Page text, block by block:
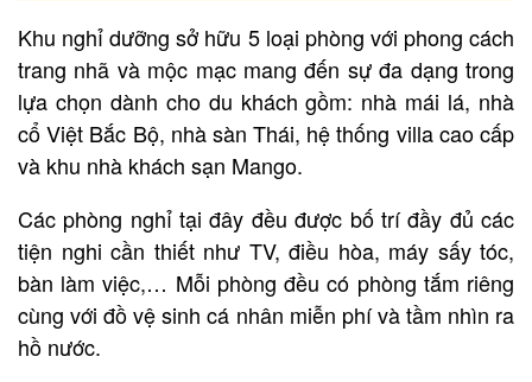
Khu nghỉ dưỡng sở hữu 5 loại phòng với phong cách
trang nhã và mộc mạc mang đến sự đa dạng trong
lựa chọn dành cho du khách gồm: nhà mái lá, nhà
cổ Việt Bắc Bộ, nhà sàn Thái, hệ thống villa cao cấp
và khu nhà khách sạn Mango.
Các phòng nghỉ tại đây đều được bố trí đầy đủ các
tiện nghi cần thiết như TV, điều hòa, máy sấy tóc,
bàn làm việc,… Mỗi phòng đều có phòng tắm riêng
cùng với đồ vệ sinh cá nhân miễn phí và tầm nhìn ra
hồ nước.